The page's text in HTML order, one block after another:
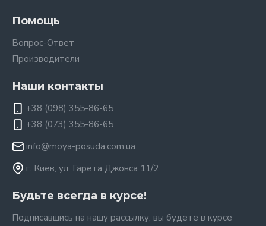
Помощь
Вопрос-Ответ
Производители
Наши контакты
+38 (098) 355-86-65
+38 (073) 355-86-65
info@moya-posuda.com.ua
г. Киев, ул. Гарета Джонса 11/2
Будьте всегда в курсе!
Подписавшись на нашу рассылку, вы будете в курсе